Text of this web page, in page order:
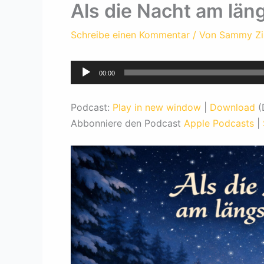
Als die Nacht am
Schreibe einen Kommentar / Von Sammy
Audio-
Player
00:00
Podcast: Play in new window Download
Abbonniere den Podcast Apple Podcasts